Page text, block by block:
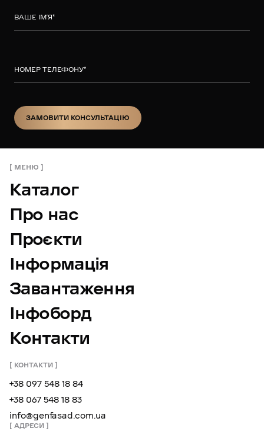
ВАШЕ ІМ’Я*
НОМЕР ТЕЛЕФОНУ*
ЗАМОВИТИ КОНСУЛЬТАЦІЮ
МЕНЮ
Каталог
Про нас
Проєкти
Інформація
Завантаження
Інфоборд
Контакти
КОНТАКТИ
+38 097 548 18 84
+38 067 548 18 83
info@genfasad.com.ua
АДРЕСИ